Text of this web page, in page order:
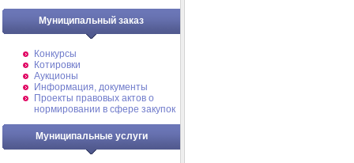
Муниципальный заказ
Конкурсы
Котировки
Аукционы
Информация, документы
Проекты правовых актов о
нормировании в сфере закупок
Муниципальные услуги